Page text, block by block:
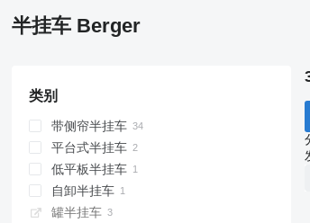
半挂车 Berger
类别
带侧帘半挂车
平台式半挂车
低平板半挂车
自卸半挂车
罐半挂车